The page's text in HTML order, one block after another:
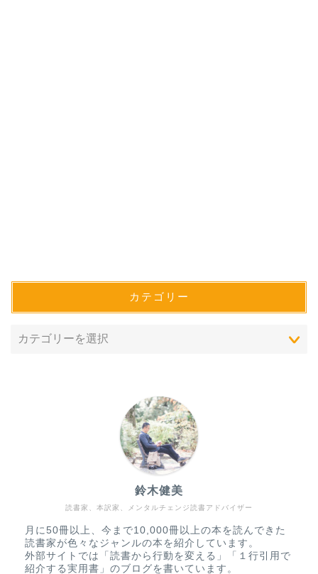
カテゴリー
読書家、本訳家、メンタルチェンジ読書アドバイザー
鈴木健美
月に50冊以上、今まで10,000冊以上の本を読んできた
読書家が色々なジャンルの本を紹介しています。
外部サイトでは「読書から行動を変える」「１行引用で
紹介する実用書」のブログを書いています。
＂一行引用＂で紹介する
実用書一覧
＂名言＂で紹介する物語